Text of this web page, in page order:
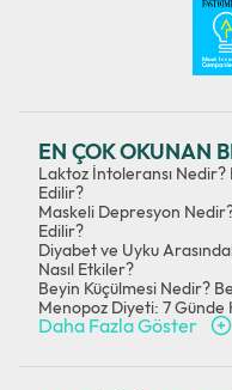
EN ÇOK OKUNAN
Laktoz İntoleransı
Edilir?
Maskeli Depresyon
Edilir?
Diyabet ve Uyku
Nasıl Etkiler?
Beyin Küçülmesi Nedir?
Menopoz Diyeti: 7
Daha Fazla Göster